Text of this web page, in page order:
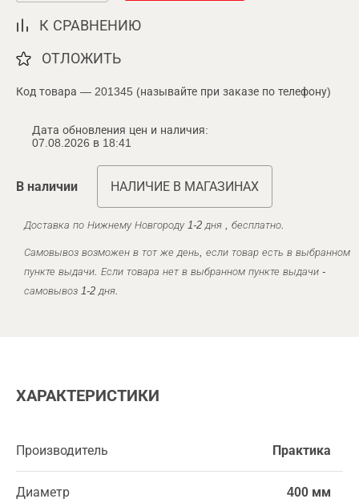
К СРАВНЕНИЮ
ОТЛОЖИТЬ
Код товара — 201345 (называйте при заказе по телефону)
Дата обновления цен и наличия:
07.08.2026 в 18:41
В наличии НАЛИЧИЕ В МАГАЗИНАХ
Доставка по Нижнему Новгороду 1-2 дня , бесплатно.
Самовывоз возможен в тот же день, если товар есть в выбранном
пункте выдачи. Если товара нет в выбранном пункте выдачи -
самовывоз 1-2 дня.
ХАРАКТЕРИСТИКИ
Производитель Практика
Диаметр 400 мм